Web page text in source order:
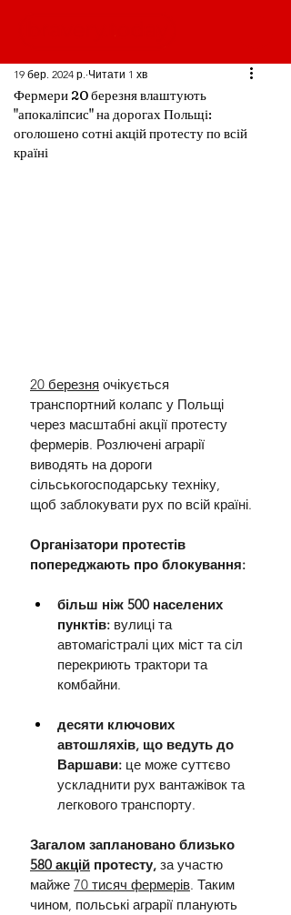
Фермери 20 березня влаштують
"апокаліпсис" на дорогах Польщі:
оголошено сотні акцій протесту по всій
країні
19 бер. 2024 р. Читати 1 хв
20 березня очікується
транспортний колапс у Польщі
через масштабні акції протесту
фермерів. Розлючені аграрії
виводять на дороги
сільськогосподарську техніку,
щоб заблокувати рух по всій країні.
Організатори протестів
попереджають про блокування:
більш ніж 500 населених
пунктів: вулиці та
автомагістралі цих міст та сіл
перекриють трактори та
комбайни.
десяти ключових
автошляхів, що ведуть до
Варшави: це може суттєво
ускладнити рух вантажівок та
легкового транспорту.
Загалом заплановано близько
580 акцій протесту, за участю
майже 70 тисяч фермерів. Таким
чином, польські аграрії планують